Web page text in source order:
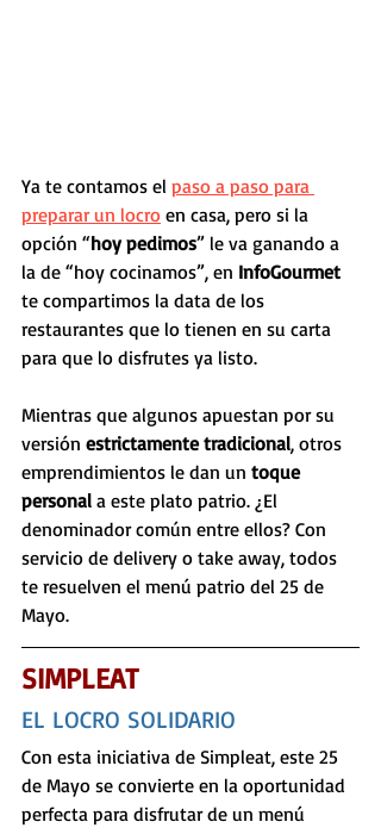
Ya te contamos el paso a paso para
preparar un locro en casa, pero si la
opción “hoy pedimos” le va ganando a
la de “hoy cocinamos”, en InfoGourmet
te compartimos la data de los
restaurantes que lo tienen en su carta
para que lo disfrutes ya listo.
Mientras que algunos apuestan por su
versión estrictamente tradicional, otros
emprendimientos le dan un toque
personal a este plato patrio. ¿El
denominador común entre ellos? Con
servicio de delivery o take away, todos
te resuelven el menú patrio del 25 de
Mayo.
SIMPLEAT
EL LOCRO SOLIDARIO
Con esta iniciativa de Simpleat, este 25
de Mayo se convierte en la oportunidad
perfecta para disfrutar de un menú